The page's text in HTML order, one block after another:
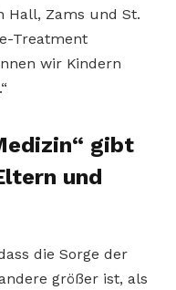
Hall, Zams und St.
Treatment
wir Kindern
gibt
und
die Sorge der
größer ist, als